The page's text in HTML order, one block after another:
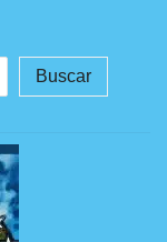
Buscar